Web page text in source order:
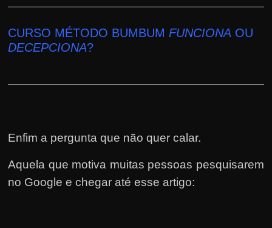
CURSO MÉTODO BUMBUMFUNCIONA OU
DECEPCIONA?
Enfim a pergunta que não quer calar.
Aquela que motiva muitas pessoas pesquisarem
no Google e chegar até esse artigo: